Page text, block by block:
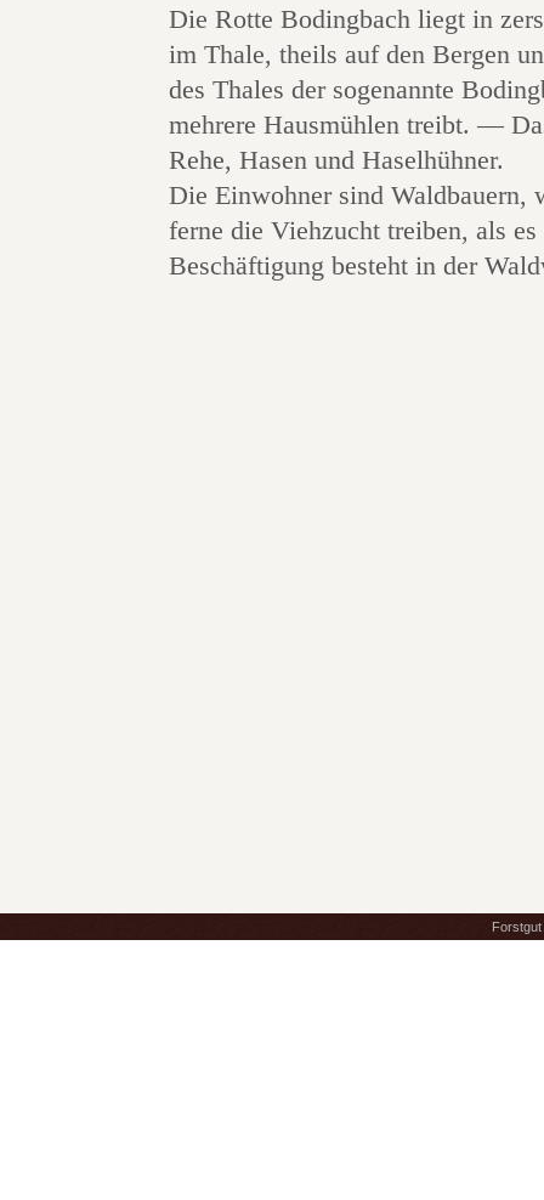
Die Rotte Bodingbach liegt in
im Thale, theils auf den Bergen
des Thales der sogenannte
mehrere Hausmühlen treibt. —
Rehe, Hasen und Haselhühner.
Die Einwohner sind Waldbauern,
ferne die Viehzucht treiben, als
Beschäftigung besteht in der